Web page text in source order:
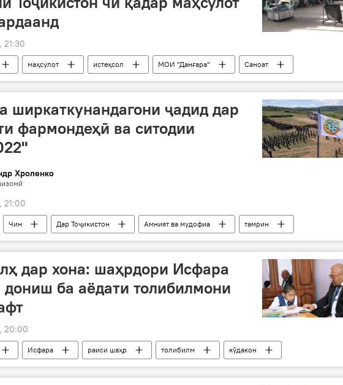
21:30
маҳсулот истеҳсол МОИ "Данғара"
Саноат
тавлид
ширкаткунандагони ҷадид дар
фармондеҳӣ ва ситодии
Хроленко
21:00
Чин Дар Тоҷикистон Амният ва мудофиа
тамрин
Ғарб
дар хона: шаҳрдори Исфара
ба аёдати толибилмони
20:00
Исфара раиси шаҳр толибилм
кӯдакон
дониш